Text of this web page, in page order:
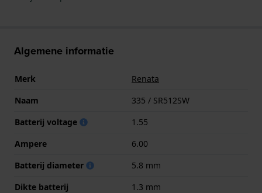
Algemene informatie
Merk
Renata
Naam
335 / SR512SW
Batterij voltage
1.55
Ampere
6.00
Batterij diameter
5.8 mm
Dikte batterij
1.3 mm